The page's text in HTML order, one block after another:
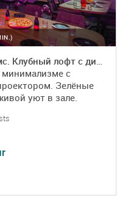
Мемори лофт. Дримс. Клубный лофт с диско‑шаром
с
Зелёные
уют в зале.